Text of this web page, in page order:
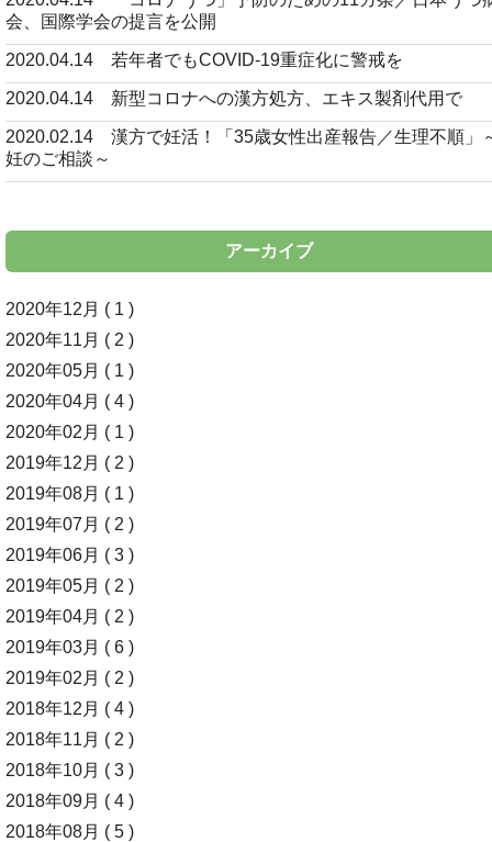
会、国際学会の提言を公開
2020.04.14 若年者でもCOVID-19重症化に警戒を
2020.04.14 新型コロナへの漢方処方、エキス製剤代用で
2020.02.14 漢方で妊活！「35歳女性出産報告／生理不順」
妊のご相談～
アーカイブ
2020年12月 ( 1 )
2020年11月 ( 2 )
2020年05月 ( 1 )
2020年04月 ( 4 )
2020年02月 ( 1 )
2019年12月 ( 2 )
2019年08月 ( 1 )
2019年07月 ( 2 )
2019年06月 ( 3 )
2019年05月 ( 2 )
2019年04月 ( 2 )
2019年03月 ( 6 )
2019年02月 ( 2 )
2018年12月 ( 4 )
2018年11月 ( 2 )
2018年10月 ( 3 )
2018年09月 ( 4 )
2018年08月 ( 5 )